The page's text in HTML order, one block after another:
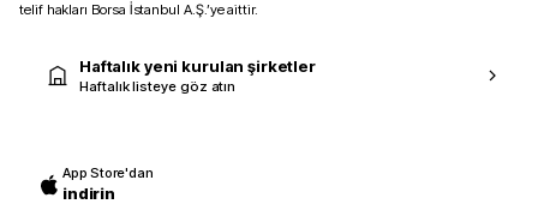
telif hakları Borsa İstanbul A.Ş.’ye aittir.
Haftalık yeni kurulan şirketler
Haftalık listeye göz atın
App Store'dan
indirin